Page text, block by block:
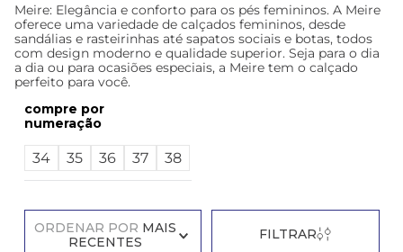
Meire: Elegância e conforto para os pés femininos. A Meire
oferece uma variedade de calçados femininos, desde
sandálias e rasteirinhas até sapatos sociais e botas, todos
com design moderno e qualidade superior. Seja para o dia
a dia ou para ocasiões especiais, a Meire tem o calçado
perfeito para você.
numeração
34 35 36 37 38
ORDENAR POR MAIS
RECENTES
FILTRAR